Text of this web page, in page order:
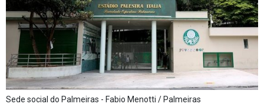
Sede social do Palmeiras - Fabio Menotti / Palmeiras